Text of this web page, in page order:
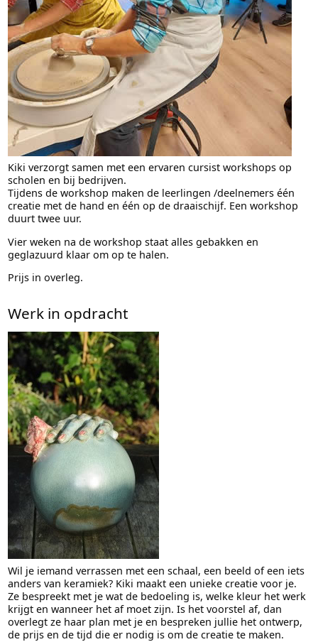
Kiki verzorgt samen met een ervaren cursist workshops op
scholen en bij bedrijven.
Tijdens de workshop maken de leerlingen /deelnemers één
creatie met de hand en één op de draaischijf. Een workshop
duurt twee uur.
Vier weken na de workshop staat alles gebakken en
geglazuurd klaar om op te halen.
Prijs in overleg.
Werk in opdracht
Wil je iemand verrassen met een schaal, een beeld of een iets
anders van keramiek? Kiki maakt een unieke creatie voor je.
Ze bespreekt met je wat de bedoeling is, welke kleur het werk
krijgt en wanneer het af moet zijn. Is het voorstel af, dan
overlegt ze haar plan met je en bespreken jullie het ontwerp,
de prijs en de tijd die er nodig is om de creatie te maken.